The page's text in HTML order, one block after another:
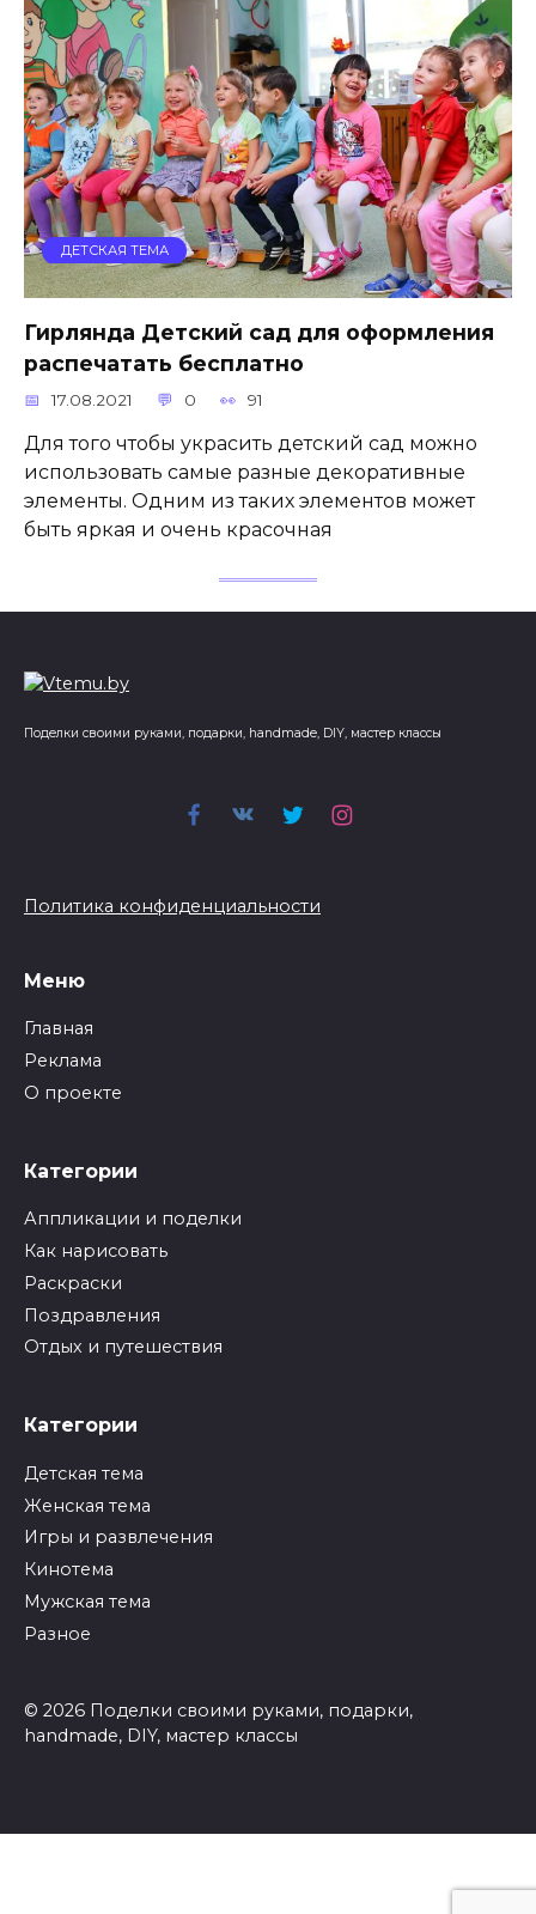
ДЕТСКАЯ ТЕМА
Гирлянда Детский сад для оформления
распечатать бесплатно
17.08.2021 0 91
Для того чтобы украсить детский сад можно
использовать самые разные декоративные
элементы. Одним из таких элементов может
быть яркая и очень красочная
Поделки своими руками, подарки, handmade, DIY, мастер классы
Политика конфиденциальности
Меню
Главная
Реклама
О проекте
Категории
Аппликации и поделки
Как нарисовать
Раскраски
Поздравления
Отдых и путешествия
Категории
Детская тема
Женская тема
Игры и развлечения
Кинотема
Мужская тема
Разное
© 2026 Поделки своими руками, подарки,
handmade, DIY, мастер классы